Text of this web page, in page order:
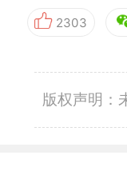
2303
版权声明：